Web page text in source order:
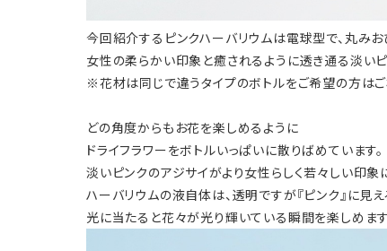
今回紹介するピンクハーバリウムは電球型で、丸み
女性の柔らかい印象と癒されるように透き通る淡いピ
※花材は同じで違うタイプのボトルをご希望の方はご
どの角度からもお花を楽しめるように
ドライフラワーをボトルいっぱいに散りばめています。
淡いピンクのアジサイがより女性らしく若々しい印象
ハーバリウムの液自体は、透明ですが『ピンク』に見え
光に当たると花々が光り輝いている瞬間を楽しめます